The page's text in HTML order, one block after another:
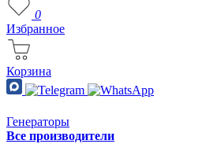
0
Избранное
Корзина
Генераторы
Все производители